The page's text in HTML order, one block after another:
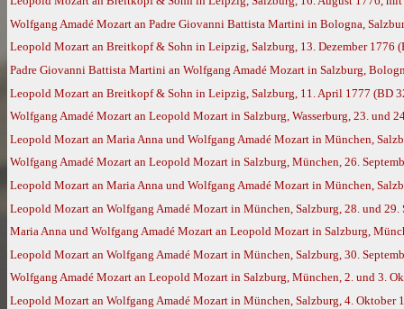
Wolfgang Amadé Mozart an Padre Giovanni Battista Martini in Bologna,
Leopold Mozart an Breitkopf & Sohn in Leipzig, Salzburg, 13. Dezember 1776
Padre Giovanni Battista Martini an Wolfgang Amadé Mozart in Salzburg,
Leopold Mozart an Breitkopf & Sohn in Leipzig, Salzburg, 11. April 1777 (BD
Wolfgang Amadé Mozart an Leopold Mozart in Salzburg, Wasserburg, 23. und
Leopold Mozart an Maria Anna und Wolfgang Amadé Mozart in München,
Wolfgang Amadé Mozart an Leopold Mozart in Salzburg, München, 26.
Leopold Mozart an Maria Anna und Wolfgang Amadé Mozart in München,
Leopold Mozart an Wolfgang Amadé Mozart in München, Salzburg, 28. und
Maria Anna und Wolfgang Amadé Mozart an Leopold Mozart in Salzburg,
Leopold Mozart an Wolfgang Amadé Mozart in München, Salzburg, 30.
Wolfgang Amadé Mozart an Leopold Mozart in Salzburg, München, 2. und 3.
Leopold Mozart an Wolfgang Amadé Mozart in München, Salzburg, 4.